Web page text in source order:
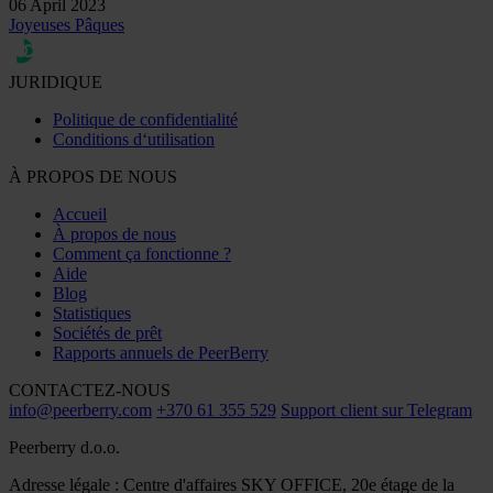
06 April 2023
Joyeuses Pâques
JURIDIQUE
Politique de confidentialité
Conditions d‘utilisation
À PROPOS DE NOUS
Accueil
À propos de nous
Comment ça fonctionne ?
Aide
Blog
Statistiques
Sociétés de prêt
Rapports annuels de PeerBerry
CONTACTEZ-NOUS
info@peerberry.com +370 61 355 529 Support client sur Telegram
Peerberry d.o.o.
Adresse légale : Centre d'affaires SKY OFFICE, 20e étage de la